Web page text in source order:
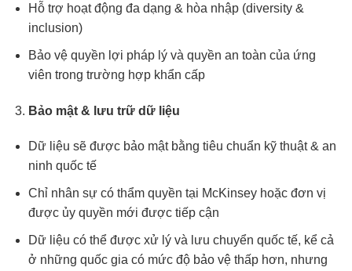
Hỗ trợ hoạt động đa dạng & hòa nhập (diversity &
inclusion)
Bảo vệ quyền lợi pháp lý và quyền an toàn của ứng
viên trong trường hợp khẩn cấp
Bảo mật & lưu trữ dữ liệu
Dữ liệu sẽ được bảo mật bằng tiêu chuẩn kỹ thuật & an
ninh quốc tế
Chỉ nhân sự có thẩm quyền tại McKinsey hoặc đơn vị
được ủy quyền mới được tiếp cận
Dữ liệu có thể được xử lý và lưu chuyển quốc tế, kể cả
ở những quốc gia có mức độ bảo vệ thấp hơn, nhưng